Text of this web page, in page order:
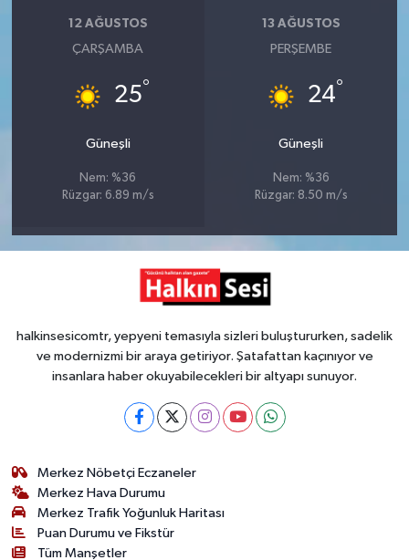
12 AĞUSTOS
ÇARŞAMBA
25°
Güneşli
Nem: %36
Rüzgar: 6.89 m/s
13 AĞUSTOS
PERŞEMBE
24°
Güneşli
Nem: %36
Rüzgar: 8.50 m/s
halkinsesicomtr, yepyeni temasıyla sizleri buluştururken, sadelik
ve modernizmi bir araya getiriyor. Şatafattan kaçınıyor ve
insanlara haber okuyabilecekleri bir altyapı sunuyor.
Merkez Nöbetçi Eczaneler
Merkez Hava Durumu
Merkez Trafik Yoğunluk Haritası
Puan Durumu ve Fikstür
Tüm Manşetler